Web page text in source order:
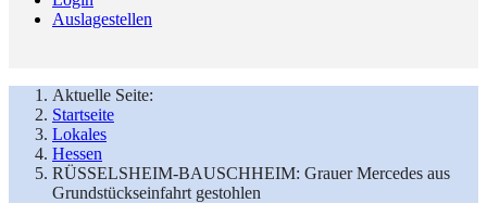
Auslagestellen
Aktuelle Seite:
Startseite
Lokales
Hessen
RÜSSELSHEIM-BAUSCHHEIM: Grauer Mercedes aus
Grundstückseinfahrt gestohlen